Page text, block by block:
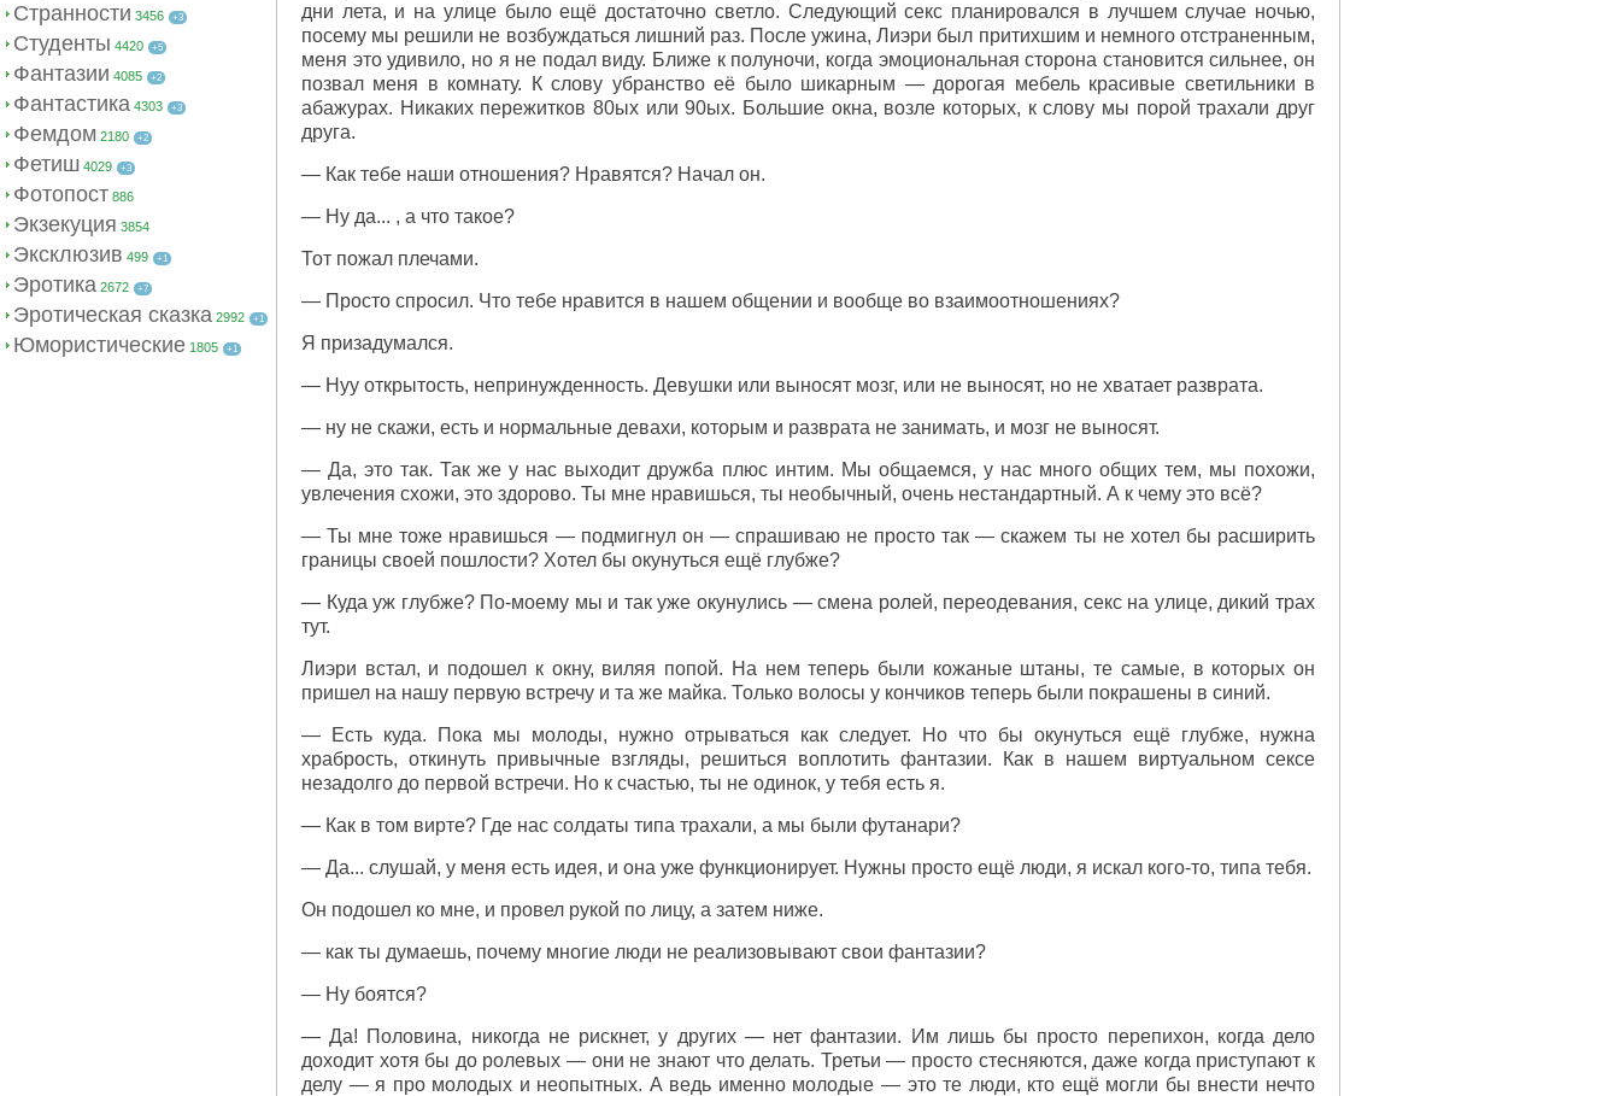
Странности 3456 +3
Студенты 4420 +5
Фантазии 4085 +2
Фантастика 4303 +3
Фемдом 2180 +2
Фетиш 4029 +3
Фотопост 886
Экзекуция 3854
Эксклюзив 499 +1
Эротика 2672 +7
Эротическая сказка 2992 +1
Юмористические 1805 +1
дни лета, и на улице было ещё достаточно светло. Следующий секс планировался в лучшем случае ночью,
посему мы решили не возбуждаться лишний раз. После ужина, Лиэри был притихшим и немного отстраненным,
меня это удивило, но я не подал виду. Ближе к полуночи, когда эмоциональная сторона становится сильнее, он
позвал меня в комнату. К слову убранство её было шикарным — дорогая мебель красивые светильники в
абажурах. Никаких пережитков 80ых или 90ых. Большие окна, возле которых, к слову мы порой трахали друг
друга.
— Как тебе наши отношения? Нравятся? Начал он.
— Ну да... , а что такое?
Тот пожал плечами.
— Просто спросил. Что тебе нравится в нашем общении и вообще во взаимоотношениях?
Я призадумался.
— Нуу открытость, непринужденность. Девушки или выносят мозг, или не выносят, но не хватает разврата.
— ну не скажи, есть и нормальные девахи, которым и разврата не занимать, и мозг не выносят.
— Да, это так. Так же у нас выходит дружба плюс интим. Мы общаемся, у нас много общих тем, мы похожи,
увлечения схожи, это здорово. Ты мне нравишься, ты необычный, очень нестандартный. А к чему это всё?
— Ты мне тоже нравишься — подмигнул он — спрашиваю не просто так — скажем ты не хотел бы расширить
границы своей пошлости? Хотел бы окунуться ещё глубже?
— Куда уж глубже? По-моему мы и так уже окунулись — смена ролей, переодевания, секс на улице, дикий трах
тут.
Лиэри встал, и подошел к окну, виляя попой. На нем теперь были кожаные штаны, те самые, в которых он
пришел на нашу первую встречу и та же майка. Только волосы у кончиков теперь были покрашены в синий.
— Есть куда. Пока мы молоды, нужно отрываться как следует. Но что бы окунуться ещё глубже, нужна
храбрость, откинуть привычные взгляды, решиться воплотить фантазии. Как в нашем виртуальном сексе
незадолго до первой встречи. Но к счастью, ты не одинок, у тебя есть я.
— Как в том вирте? Где нас солдаты типа трахали, а мы были футанари?
— Да... слушай, у меня есть идея, и она уже функционирует. Нужны просто ещё люди, я искал кого-то, типа тебя.
Он подошел ко мне, и провел рукой по лицу, а затем ниже.
— как ты думаешь, почему многие люди не реализовывают свои фантазии?
— Ну боятся?
— Да! Половина, никогда не рискнет, у других — нет фантазии. Им лишь бы просто перепихон, когда дело
доходит хотя бы до ролевых — они не знают что делать. Третьи — просто стесняются, даже когда приступают к
делу — я про молодых и неопытных. А ведь именно молодые — это те люди, кто ещё могли бы внести нечто